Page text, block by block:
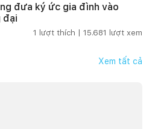
đưa ký ức gia đình vào
đại
1 lượt thích | 15.681 lượt xem
Xem tất cả